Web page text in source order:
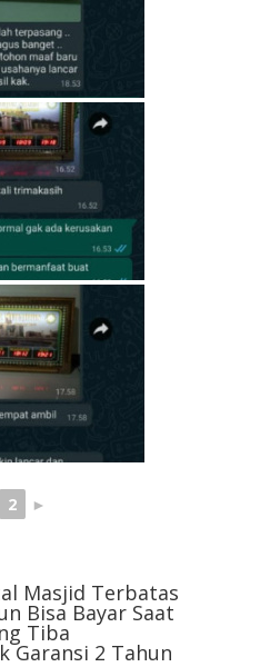
2 ►
Masjid Terbatas
Bisa Bayar Saat
Tiba
Garansi 2 Tahun